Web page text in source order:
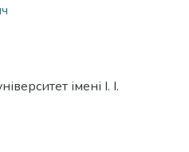
імені І. І.